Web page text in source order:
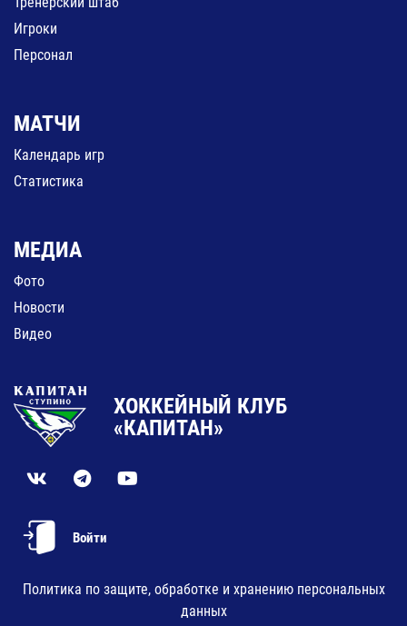
Игроки
Персонал
МАТЧИ
Календарь игр
Статистика
МЕДИА
Фото
Новости
Видео
ХОККЕЙНЫЙ КЛУБ
«КАПИТАН»
Войти
Политика по защите, обработке и хранению персональных
данных